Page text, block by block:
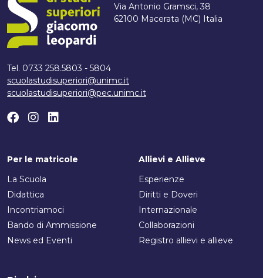
Via Antonio Gramsci, 38
62100 Macerata (MC) Italia
Tel. 0733 258.5803 - 5804
scuolastudisuperiori@unimc.it
scuolastudisuperiori@pec.unimc.it
Per le matricole
La Scuola
Didattica
Incontriamoci
Bando di Ammissione
News ed Eventi
Allievi e Allieve
Esperienze
Diritti e Doveri
Internazionale
Collaborazioni
Registro allievi e allieve